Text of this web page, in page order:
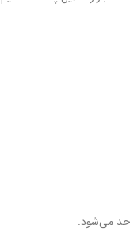
حد می‌شود.